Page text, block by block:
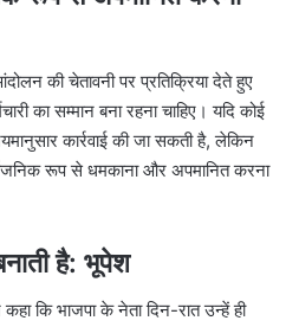
की चेतावनी पर प्रतिक्रिया देते हुए
का सम्मान बना रहना चाहिए। यदि कोई
कार्रवाई की जा सकती है, लेकिन
रूप से धमकाना और अपमानित करना
है: भूपेश
कि भाजपा के नेता दिन-रात उन्हें ही